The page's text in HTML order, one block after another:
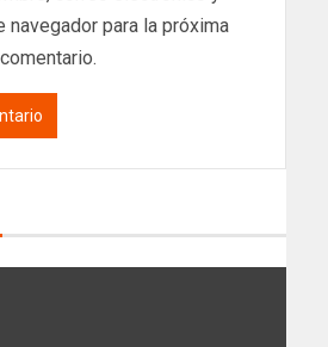
para la próxima